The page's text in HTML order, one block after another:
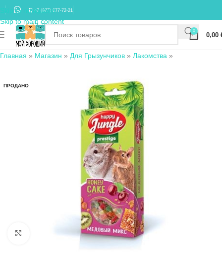
Skip to navigation
Skip to main content
+7 (977) 677-72-21
0
0,00
Главная » Магазин » Для Грызунчиков » Лакомства »
ПРОДАНО
Нажмите, чтобы увеличить